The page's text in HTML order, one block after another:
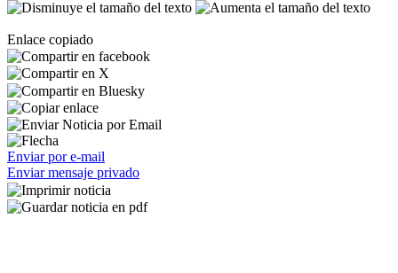
Enlace copiado
Enviar por e-mail
Enviar mensaje privado